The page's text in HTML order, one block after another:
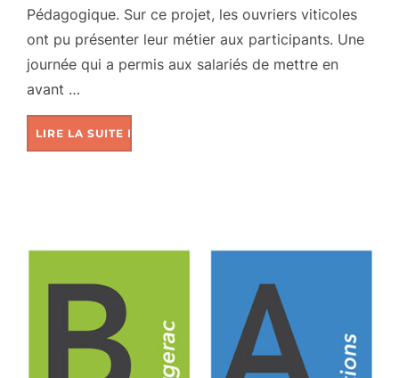
Pédagogique. Sur ce projet, les ouvriers viticoles
ont pu présenter leur métier aux participants. Une
journée qui a permis aux salariés de mettre en
avant …
LIRE LA SUITE DE